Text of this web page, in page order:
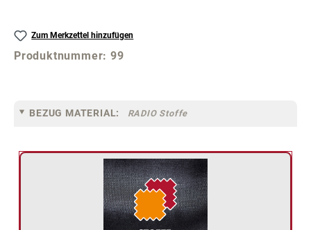
Zum Merkzettel hinzufügen
Produktnummer:99
BEZUG MATERIAL: RADIO Stoffe